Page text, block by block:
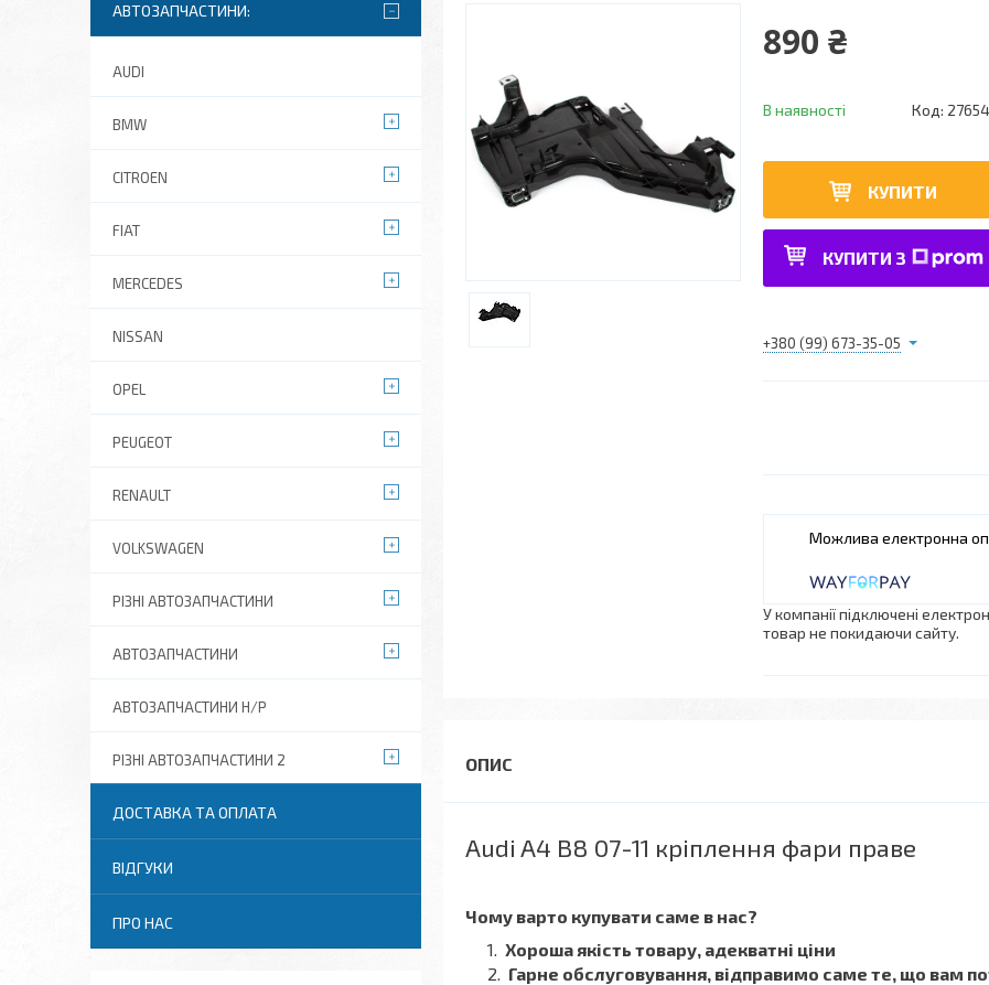
890 ₴
В наявності Код:
КУПИТИ
КУПИТИ З
+380 (99) 673-35-05
У компанії підключені
товар не покидаючи сайту.
Audi A4 B8 07-11 кріплення фари праве
Чому варто купувати саме в нас?
Хороша якість товару, адекватні ціни
Гарне обслуговування, відправимо саме те, що вам
АВТОЗАПЧАСТИНИ:
AUDI
BMW
CITROEN
FIAT
MERCEDES
NISSAN
OPEL
PEUGEOT
RENAULT
VOLKSWAGEN
РІЗНІ АВТОЗАПЧАСТИНИ
АВТОЗАПЧАСТИНИ
АВТОЗАПЧАСТИНИ Н/Р
РІЗНІ АВТОЗАПЧАСТИНИ 2
ДОСТАВКА ТА ОПЛАТА
ВІДГУКИ
ПРО НАС